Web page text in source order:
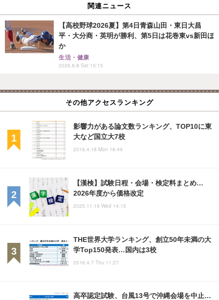
関連ニュース
【高校野球2026夏】第4日青森山田・東日大昌
平・大分商・英明が勝利、第5日は花巻東vs新田ほ
か
生活・健康
2026.8.8 Sat 15:15
その他アクセスランキング
影響力がある論文数ランキング、TOP10に東
大など国立大7校
2016.4.18 Mon 16:49
【漢検】試験日程・会場・検定料まとめ…
2026年度から価格改定
2025.11.19 Wed 14:15
THE世界大学ランキング、創立50年未満の大
学Top150発表…国内は3校
2016.4.7 Thu 11:27
高卒認定試験、台風13号で沖縄会場を中止…